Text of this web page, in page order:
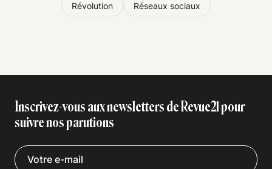
Révolution Réseaux sociaux
Inscrivez-vous aux newsletters de Revue21 pour
suivre nos parutions